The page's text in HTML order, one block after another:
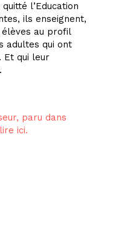
l’Education
ils enseignent,
au profil
adultes qui ont
Et qui leur
paru dans
ici.